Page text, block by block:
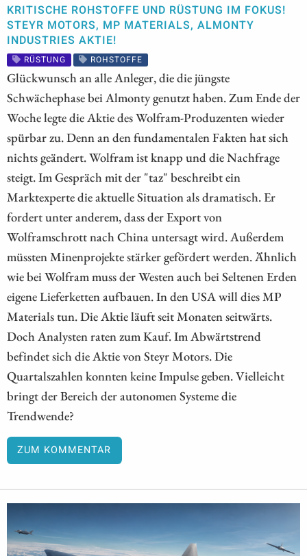
KRITISCHE ROHSTOFFE UND RÜSTUNG IM FOKUS!
STEYR MOTORS, MP MATERIALS, ALMONTY
INDUSTRIES AKTIE!
RÜSTUNG ROHSTOFFE
Glückwunsch an alle Anleger, die die jüngste
Schwächephase bei Almonty genutzt haben. Zum Ende der
Woche legte die Aktie des Wolfram-Produzenten wieder
spürbar zu. Denn an den fundamentalen Fakten hat sich
nichts geändert. Wolfram ist knapp und die Nachfrage
steigt. Im Gespräch mit der "taz" beschreibt ein
Marktexperte die aktuelle Situation als dramatisch. Er
fordert unter anderem, dass der Export von
Wolframschrott nach China untersagt wird. Außerdem
müssten Minenprojekte stärker gefördert werden. Ähnlich
wie bei Wolfram muss der Westen auch bei Seltenen Erden
eigene Lieferketten aufbauen. In den USA will dies MP
Materials tun. Die Aktie läuft seit Monaten seitwärts.
Doch Analysten raten zum Kauf. Im Abwärtstrend
befindet sich die Aktie von Steyr Motors. Die
Quartalszahlen konnten keine Impulse geben. Vielleicht
bringt der Bereich der autonomen Systeme die
Trendwende?
ZUM KOMMENTAR